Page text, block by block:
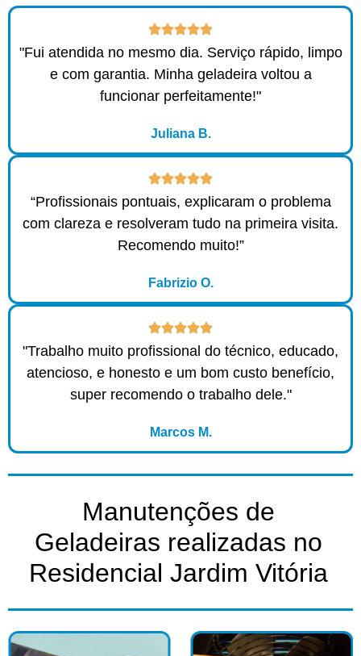
"Fui atendida no mesmo dia. Serviço rápido, limpo
e com garantia. Minha geladeira voltou a
funcionar perfeitamente!"
Juliana B.
“Profissionais pontuais, explicaram o problema
com clareza e resolveram tudo na primeira visita.
Recomendo muito!”
Fabrizio O.
"Trabalho muito profissional do técnico, educado,
atencioso, e honesto e um bom custo benefício,
super recomendo o trabalho dele."
Marcos M.
Manutenções de
Geladeiras realizadas no
Residencial Jardim Vitória​